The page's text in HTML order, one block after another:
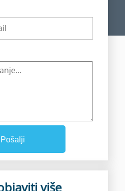
Pošalji
više